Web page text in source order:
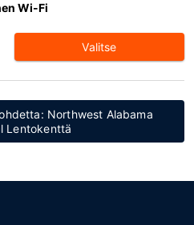
Wi-Fi
Valitse
Northwest Alabama
Lentokenttä